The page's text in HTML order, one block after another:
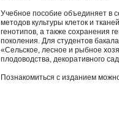
Учебное пособие объединяет в
методов культуры клеток и
генотипов, а также сохранения
поколения. Для студентов
«Сельское, лесное и рыбное
плодоводства, декоративного
Познакомиться с изданием